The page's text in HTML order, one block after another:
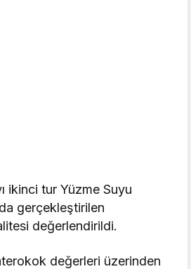
ikinci tur Yüzme Suyu
gerçekleştirilen
değerlendirildi.
değerleri üzerinden